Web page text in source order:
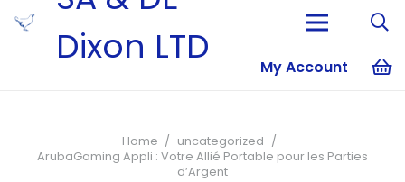
Dixon LTD
My Account
Home / uncategorized /
ArubaGaming Appli : Votre Allié Portable pour les Parties
d’Argent